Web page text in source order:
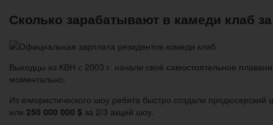
Сколько зарабатывают в камеди клаб
Выходцы из КВН с 2003 г. начали своё самостоятельное
моментально.
Из юмористического шоу ребята быстро создали
или 250 000 000 $ за 2/3 акций шоу.